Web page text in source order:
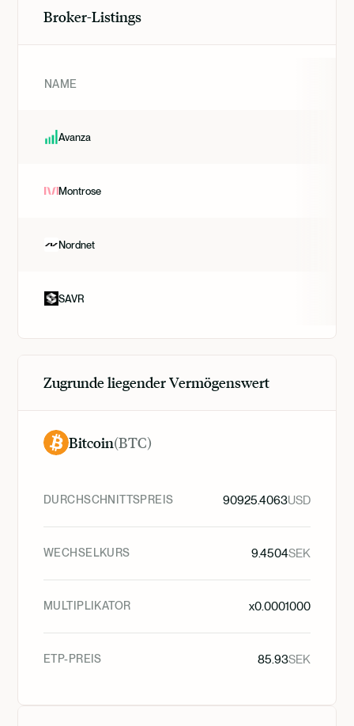
Broker-Listings
NAME
Avanza
Montrose
Nordnet
SAVR
Zugrunde liegender Vermögenswert
Bitcoin(BTC)
DURCHSCHNITTSPREIS 90925.4063USD
WECHSELKURS 9.4504SEK
MULTIPLIKATOR x0.0001000
ETP-PREIS 85.93SEK